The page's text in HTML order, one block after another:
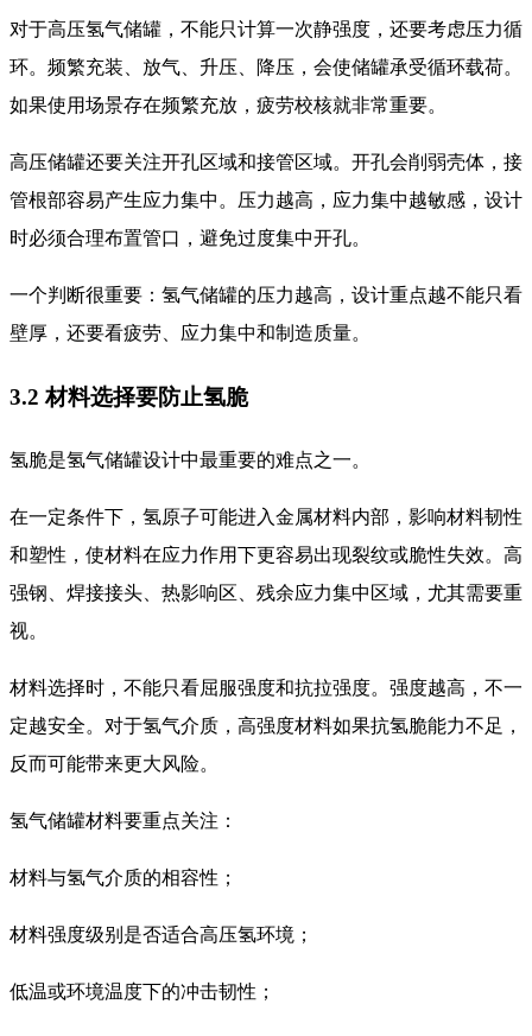
对于高压氢气储罐，不能只计算一次静强度，还要考虑压力循
环。频繁充装、放气、升压、降压，会使储罐承受循环载荷。
如果使用场景存在频繁充放，疲劳校核就非常重要。
高压储罐还要关注开孔区域和接管区域。开孔会削弱壳体，接
管根部容易产生应力集中。压力越高，应力集中越敏感，设计
时必须合理布置管口，避免过度集中开孔。
一个判断很重要：氢气储罐的压力越高，设计重点越不能只看
壁厚，还要看疲劳、应力集中和制造质量。
3.2 材料选择要防止氢脆
氢脆是氢气储罐设计中最重要的难点之一。
在一定条件下，氢原子可能进入金属材料内部，影响材料韧性
和塑性，使材料在应力作用下更容易出现裂纹或脆性失效。高
强钢、焊接接头、热影响区、残余应力集中区域，尤其需要重
视。
材料选择时，不能只看屈服强度和抗拉强度。强度越高，不一
定越安全。对于氢气介质，高强度材料如果抗氢脆能力不足，
反而可能带来更大风险。
氢气储罐材料要重点关注：
材料与氢气介质的相容性；
材料强度级别是否适合高压氢环境；
低温或环境温度下的冲击韧性；